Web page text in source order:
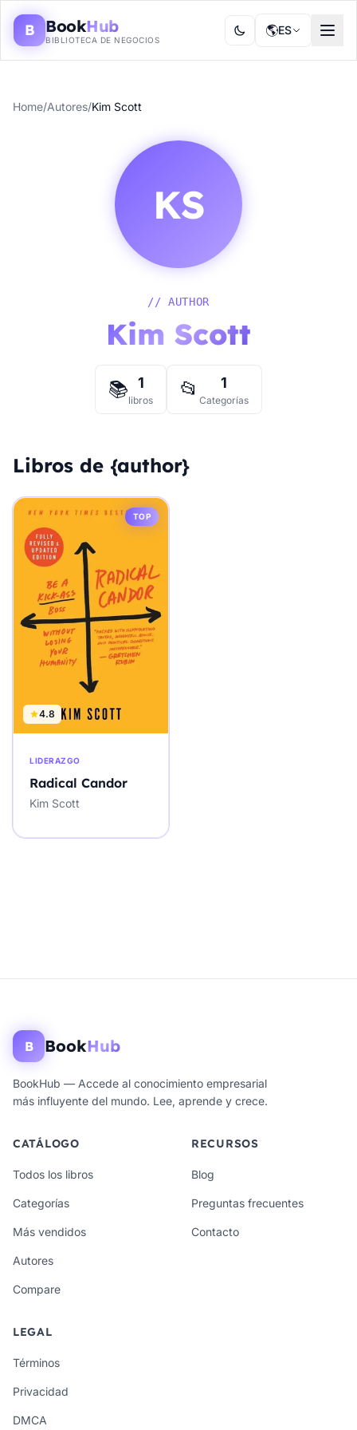
B BookHub
BIBLIOTECA DE NEGOCIOS
🌎ES
Home/Autores/Kim Scott
KS
// AUTHOR
Kim Scott
📚 1
libros 📂 1
Categorías
Libros de {author}
TOP
4.8
LIDERAZGO
Radical Candor
Kim Scott
B BookHub
BookHub — Accede al conocimiento empresarial
más influyente del mundo. Lee, aprende y crece.
CATÁLOGO
Todos los libros
Categorías
Más vendidos
Autores
Compare
RECURSOS
Blog
Preguntas frecuentes
Contacto
LEGAL
Términos
Privacidad
DMCA